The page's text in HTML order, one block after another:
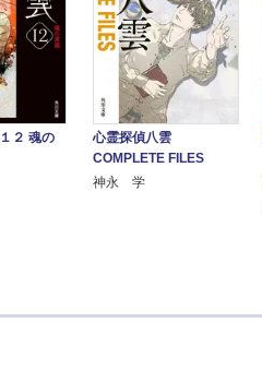
２ 魂の
心霊探偵八雲
COMPLETE FILES
神永 学